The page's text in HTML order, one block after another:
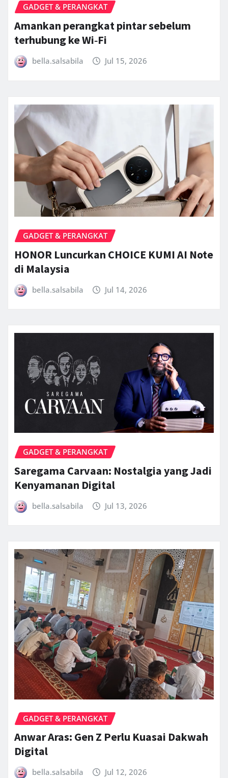
GADGET & PERANGKAT
Amankan perangkat pintar sebelum
terhubung ke Wi‑Fi
bella.salsabila Jul 15, 2026
GADGET & PERANGKAT
HONOR Luncurkan CHOICE KUMI AI Note
di Malaysia
bella.salsabila Jul 14, 2026
GADGET & PERANGKAT
Saregama Carvaan: Nostalgia yang Jadi
Kenyamanan Digital
bella.salsabila Jul 13, 2026
GADGET & PERANGKAT
Anwar Aras: Gen Z Perlu Kuasai Dakwah
Digital
bella.salsabila Jul 12, 2026